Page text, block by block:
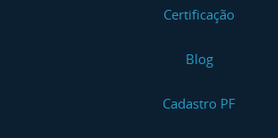
Certificação
Blog
Cadastro PF